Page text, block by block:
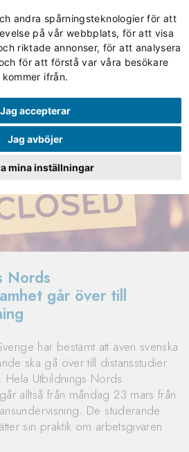
andra spårningsteknologier för att
på vår webbplats, för att visa
riktade annonser, för att analysera
för att förstå var våra besökare
kommer ifrån.
Jag accepterar
Jag avböjer
mina inställningar
Nords
går över till
har bestämt att även svenska
ska gå över till distansstudier
Utbildnings Nords
alltså från måndag 23 mars från
De studerande
sin praktik om arbetsgivaren